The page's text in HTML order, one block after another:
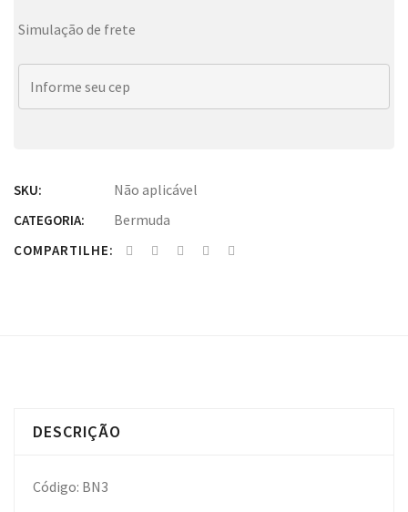
Simulação de frete
SKU: Não aplicável
CATEGORIA: Bermuda
COMPARTILHE:
DESCRIÇÃO
Código: BN3